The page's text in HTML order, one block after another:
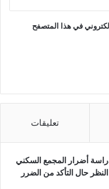
في هذا المتصفح
تعليقات
أضرار المجمع السكني
حال التأكد من الضرر